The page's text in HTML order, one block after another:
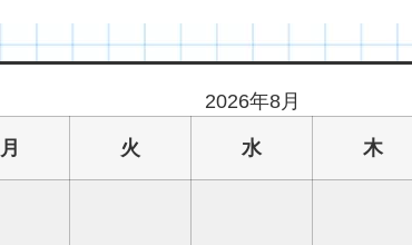
2026年8月
月 火 水 木